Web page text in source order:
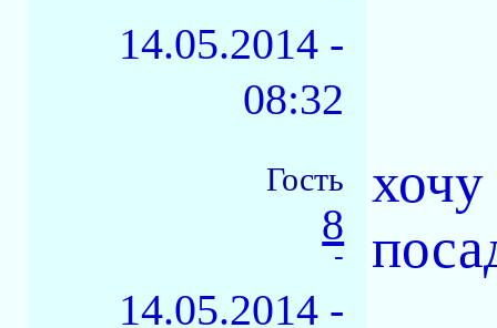
14.05.2014 -
08:32
Гость
8
-
14.05.2014 -